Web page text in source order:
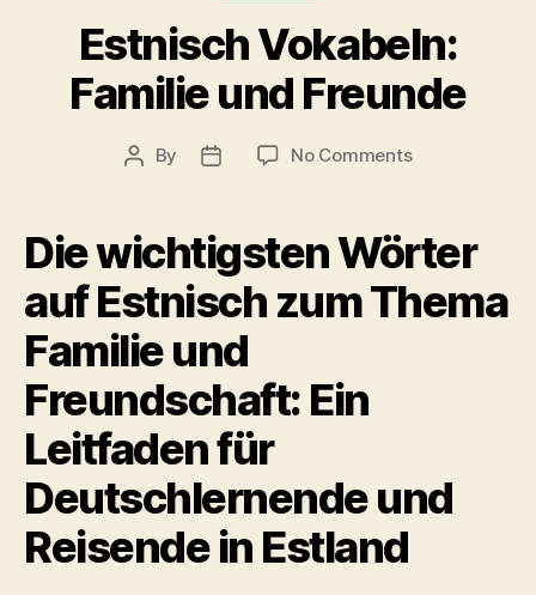
Estnisch Vokabeln:
Familie und Freunde
Post
By
Post
No Commentson
Familie
und
Die wichtigsten Wörter
auf Estnisch zum Thema
Familie und
Freundschaft: Ein
Leitfaden für
Deutschlernende und
Reisende in Estland